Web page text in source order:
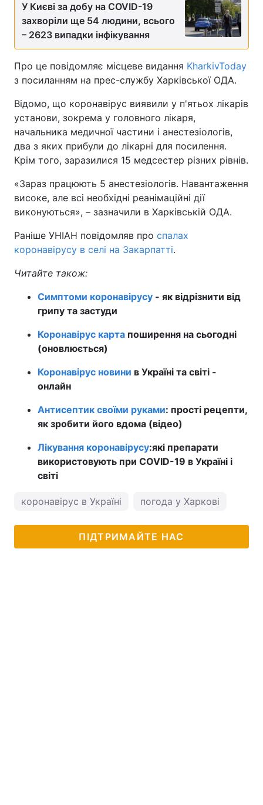
У Києві за добу на COVID-19
захворіли ще 54 людини, всього
– 2623 випадки інфікування
Про це повідомляє місцеве видання KharkivToday
з посиланням на прес-службу Харківської ОДА.
Відомо, що коронавірус виявили у п'ятьох лікарів
установи, зокрема у головного лікаря,
начальника медичної частини і анестезіологів,
два з яких прибули до лікарні для посилення.
Крім того, заразилися 15 медсестер різних рівнів.
«Зараз працюють 5 анестезіологів. Навантаження
високе, але всі необхідні реанімаційні дії
виконуються», – зазначили в Харківській ОДА.
Раніше УНІАН повідомляв про спалах
коронавірусу в селі на Закарпатті.
Читайте також:
Симптоми коронавірусу - як відрізнити від
грипу та застуди
Коронавірус карта поширення на сьогодні
(оновлюється)
Коронавірус новини в Україні та світі -
онлайн
Антисептик своїми руками: прості рецепти,
як зробити його вдома (відео)
Лікування коронавірусу:які препарати
використовують при COVID-19 в Україні і
світі
коронавірус в Україні погода у Харкові
ПІДТРИМАЙТЕ НАС